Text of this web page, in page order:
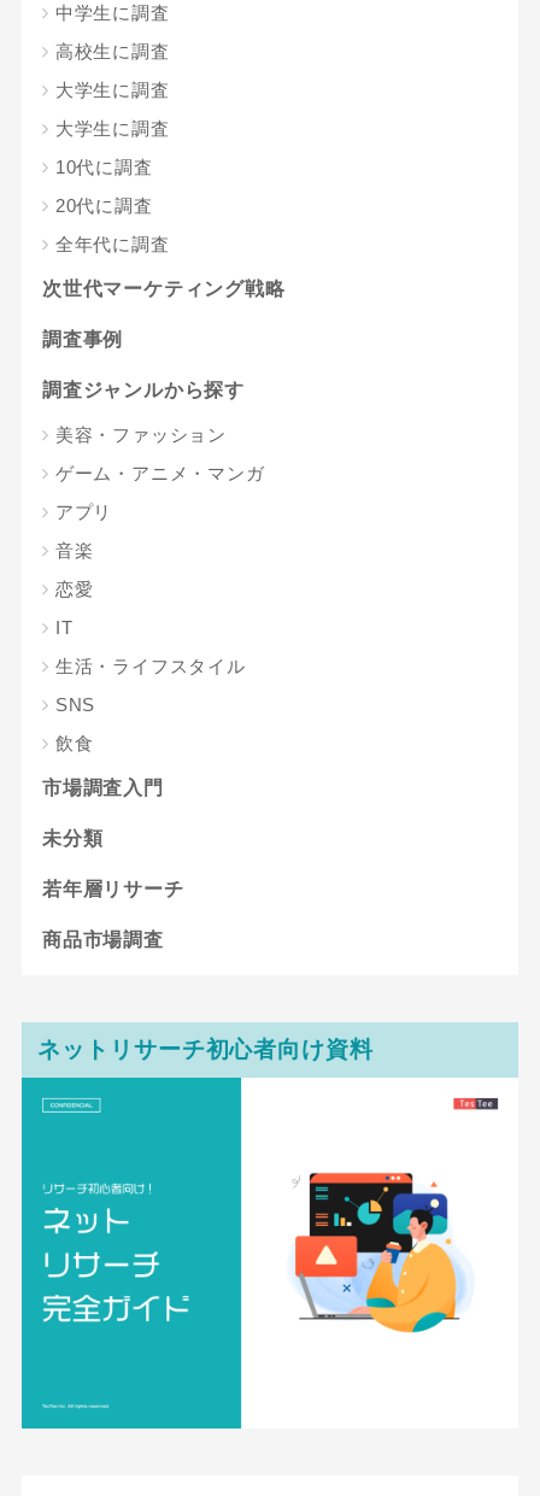
中学生に調査
高校生に調査
大学生に調査
大学生に調査
10代に調査
20代に調査
全年代に調査
次世代マーケティング戦略
調査事例
調査ジャンルから探す
美容・ファッション
ゲーム・アニメ・マンガ
アプリ
音楽
恋愛
IT
生活・ライフスタイル
SNS
飲食
市場調査入門
未分類
若年層リサーチ
商品市場調査
ネットリサーチ初心者向け資料